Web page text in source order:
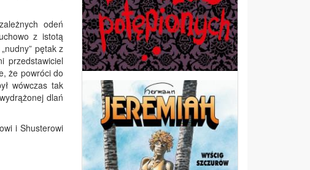
odeń
z istotą
pętak z
przedstawiciel
że powróci do
wówczas tak
dlań
i Shusterowi